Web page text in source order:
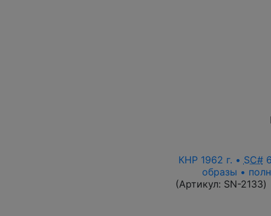
КНР 1962 г. • SC#
образы •
(Артикул: SN-2133)